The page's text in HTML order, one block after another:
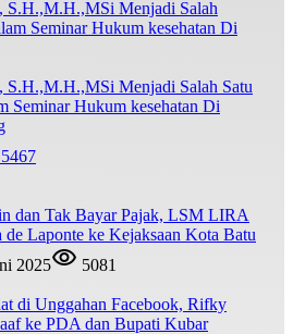
S.H.,M.H.,MSi Menjadi Salah Satu
Seminar Hukum kesehatan Di
5467
dan Tak Bayar Pajak, LSM LIRA
de Laponte ke Kejaksaan Kota Batu
2025
5081
di Unggahan Facebook, Rifky
ke PDA dan Bupati Kubar